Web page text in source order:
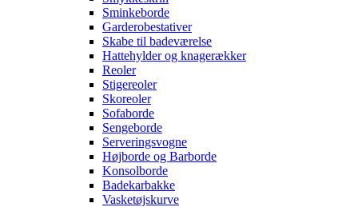
Sminkeborde
Garderobestativer
Skabe til badeværelse
Hattehylder og knagerækker
Reoler
Stigereoler
Skoreoler
Sofaborde
Sengeborde
Serveringsvogne
Højborde og Barborde
Konsolborde
Badekarbakke
Vasketøjskurve